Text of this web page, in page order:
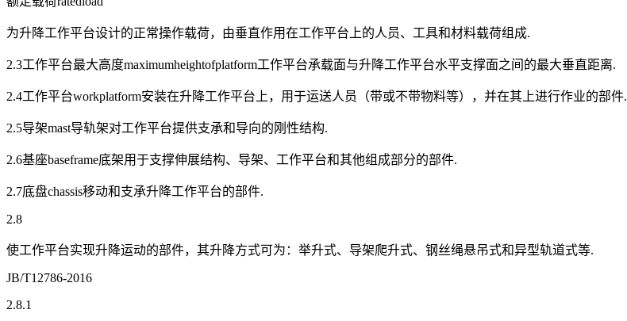
为升降工作平台设计的正常操作载荷，由垂直作用在工作平台上的人员、工具和材料载荷组成.
2.3工作平台最大高度maximumheightofplatform工作平台承载面与升降工作平台水平支撑面之间的最大垂直距离.
2.4工作平台workplatform安装在升降工作平台上，用于运送人员（带或不带物料等），并在其上进行作业的部件.
2.5导架mast导轨架对工作平台提供支承和导向的刚性结构.
2.6基座baseframe底架用于支撑伸展结构、导架、工作平台和其他组成部分的部件.
2.7底盘chassis移动和支承升降工作平台的部件.
2.8
使工作平台实现升降运动的部件，其升降方式可为：举升式、导架爬升式、钢丝绳悬吊式和异型轨道式等.
JB/T12786-2016
2.8.1